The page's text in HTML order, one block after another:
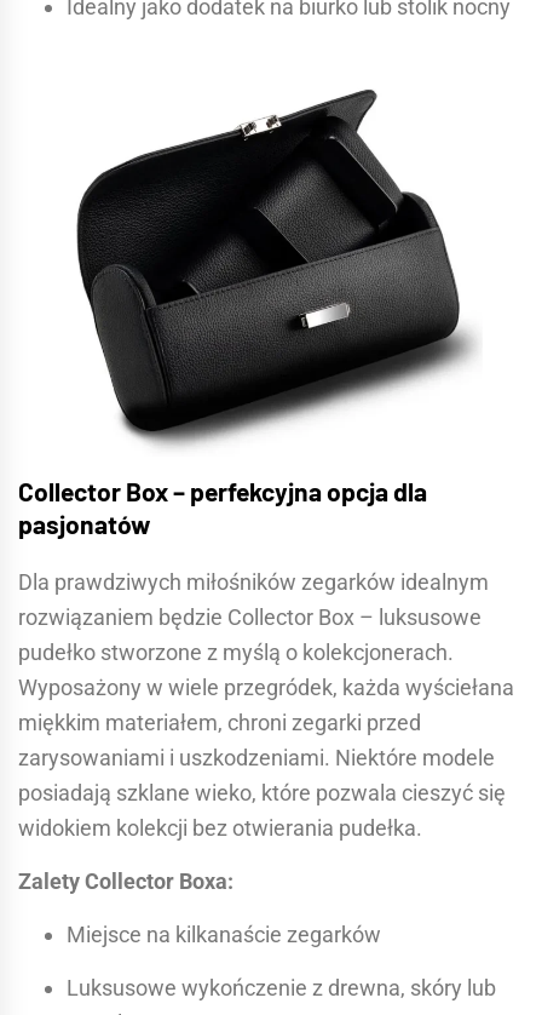
Idealny jako dodatek na biurko lub stolik nocny
Collector Box – perfekcyjna opcja dla
pasjonatów
Dla prawdziwych miłośników zegarków idealnym
rozwiązaniem będzie Collector Box – luksusowe
pudełko stworzone z myślą o kolekcjonerach.
Wyposażony w wiele przegródek, każda wyściełana
miękkim materiałem, chroni zegarki przed
zarysowaniami i uszkodzeniami. Niektóre modele
posiadają szklane wieko, które pozwala cieszyć się
widokiem kolekcji bez otwierania pudełka.
Zalety Collector Boxa:
Miejsce na kilkanaście zegarków
Luksusowe wykończenie z drewna, skóry lub